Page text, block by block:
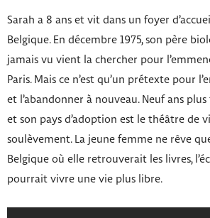
Sarah a 8 ans et vit dans un foyer
Belgique. En décembre 1975, son père
jamais vu vient la chercher pour
Paris. Mais ce n’est qu’un prétexte pour
et l’abandonner à nouveau. Neuf ans plus
et son pays d’adoption est le théâtre de
soulèvement. La jeune femme ne rêve
Belgique où elle retrouverait les livres,
pourrait vivre une vie plus libre.